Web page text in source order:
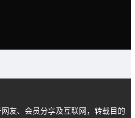
网友、会员分享及互联网，转载目的